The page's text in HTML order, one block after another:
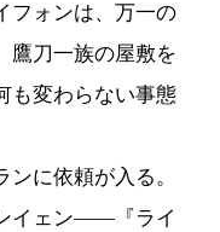
フォンは、万一の
鷹刀一族の屋敷を
も変わらない事態
に依頼が入る。
イェン――『ライ